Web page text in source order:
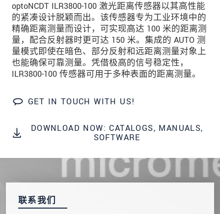
optoNCDT ILR3800-100 激光距离传感器以其高性能
的紧凑设计脱颖而出。该传感器专为工业环境中的
精确距离测量而设计，可实现高达 100 米的距离测
量，配合反射器时更可达 150 米。集成的 AUTO 测
量模式即使在暗色、部分反射和远距离测量对象上
也能确保可靠测量。凭借极高的信号稳定性，
ILR3800-100 传感器可用于多种表面的距离测量。
GET IN TOUCH WITH US!
DOWNLOAD NOW: CATALOGS, MANUALS,
SOFTWARE
联系我们
电话
电子邮件*
留言*
* 必填字段
声明。
发送信息